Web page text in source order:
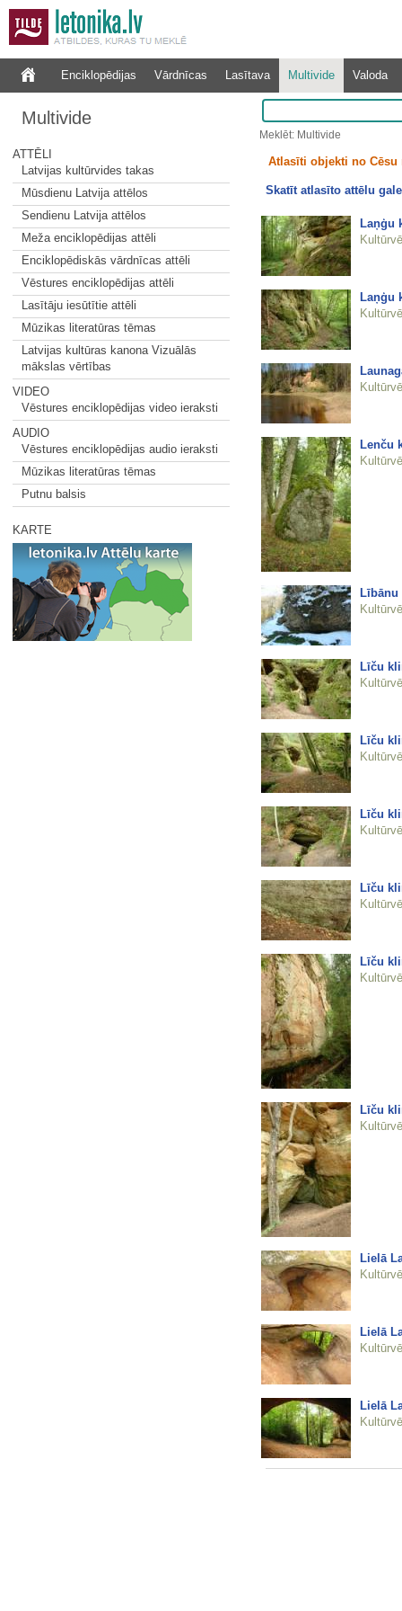
Enciklopēdijas Vārdnīcas Lasītava Multivide Valoda
Multivide
ATTĒLI
Latvijas kultūrvides takas
Mūsdienu Latvija attēlos
Sendienu Latvija attēlos
Meža enciklopēdijas attēli
Enciklopēdiskās vārdnīcas attēli
Vēstures enciklopēdijas attēli
Lasītāju iesūtītie attēli
Mūzikas literatūras tēmas
Latvijas kultūras kanona Vizuālās
mākslas vērtības
VIDEO
Vēstures enciklopēdijas video ieraksti
AUDIO
Vēstures enciklopēdijas audio ieraksti
Mūzikas literatūras tēmas
Putnu balsis
KARTE
Meklēt: Multivide
Atlasīti objekti no Cēsu
Skatīt atlasīto attēlu
Laņģu
Laņģu
Lenču
Lībānu
Līču
Līču
Līču
Līču
Līču
Līču
Lielā
Lielā
Lielā